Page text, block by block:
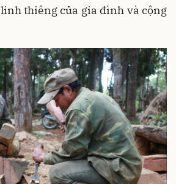
thiêng của gia đình và cộng